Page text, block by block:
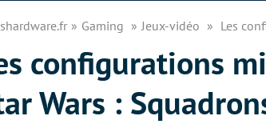
Gaming Jeux-vidéo Les
configurations
Wars :